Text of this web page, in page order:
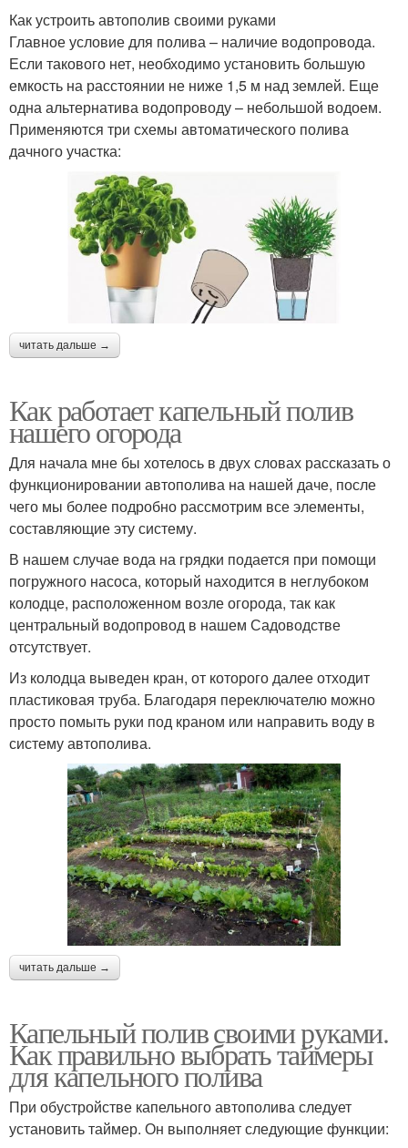
Как устроить автополив своими руками
Главное условие для полива – наличие водопровода.
Если такового нет, необходимо установить большую
емкость на расстоянии не ниже 1,5 м над землей. Еще
одна альтернатива водопроводу – небольшой водоем.
Применяются три схемы автоматического полива
дачного участка:
читать дальше →
Как работает капельный полив
нашего огорода
Для начала мне бы хотелось в двух словах рассказать о
функционировании автополива на нашей даче, после
чего мы более подробно рассмотрим все элементы,
составляющие эту систему.
В нашем случае вода на грядки подается при помощи
погружного насоса, который находится в неглубоком
колодце, расположенном возле огорода, так как
центральный водопровод в нашем Садоводстве
отсутствует.
Из колодца выведен кран, от которого далее отходит
пластиковая труба. Благодаря переключателю можно
просто помыть руки под краном или направить воду в
систему автополива.
читать дальше →
Капельный полив своими руками.
Как правильно выбрать таймеры
для капельного полива
При обустройстве капельного автополива следует
установить таймер. Он выполняет следующие функции: